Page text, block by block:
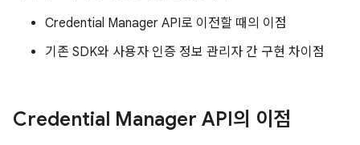
Credential Manager API로 이전할 때의 이점
기존 SDK와 사용자 인증 정보 관리자 간 구현 차이점
Credential Manager API의 이점